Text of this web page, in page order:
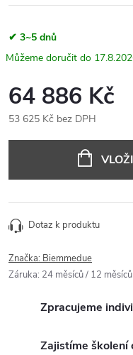
✔ 3~5 dnů
64 886 Kč
53 625 Kč bez DPH
Dotaz k produktu
Značka: Biemmedue
Záruka: 24 měsíců / 12 měsíců
Zpracujeme
Zajistíme školení